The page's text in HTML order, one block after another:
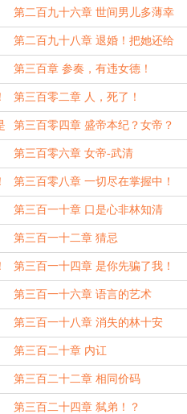
第二百九十六章 世间男儿多薄幸
第二百九十八章 退婚！把她还给
我！
第三百章 参奏，有违女德！
第三百零二章 人，死了！
第三百零四章 盛帝本纪？女帝？
第三百零六章 女帝-武清
第三百零八章 一切尽在掌握中！
第三百一十章 口是心非林知清
第三百一十二章 猜忌
第三百一十四章 是你先骗了我！
第三百一十六章 语言的艺术
第三百一十八章 消失的林十安
第三百二十章 内讧
第三百二十二章 相同价码
第三百二十四章 弑弟！？